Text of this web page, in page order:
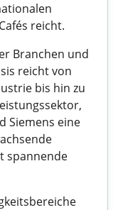
reicht.
Branchen und
reicht von
bis hin zu
Siemens eine
spannende